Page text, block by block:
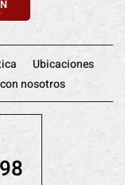
Ubicaciones
nosotros